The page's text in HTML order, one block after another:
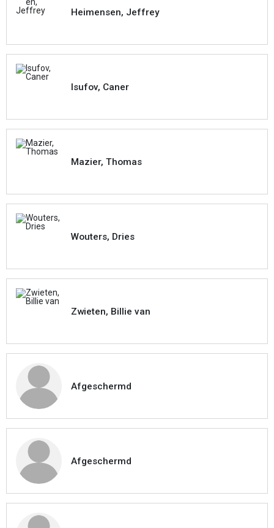
Heimensen, Jeffrey
Isufov, Caner
Mazier, Thomas
Wouters, Dries
Zwieten, Billie van
Afgeschermd
Afgeschermd